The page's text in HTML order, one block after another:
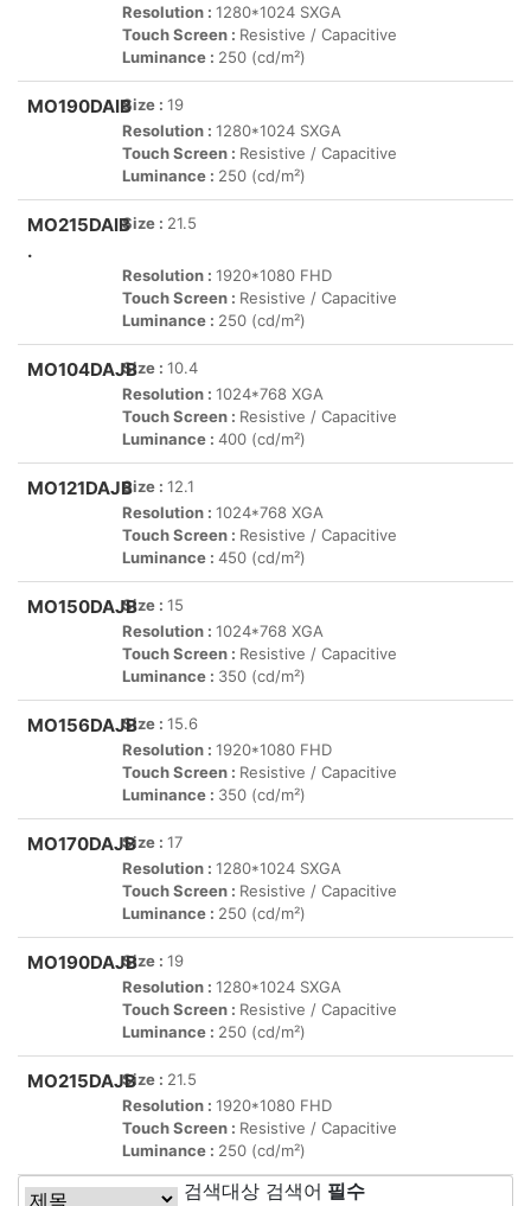
Resolution :1280*1024 SXGA
Touch Screen : Resistive / Capacitive
Luminance : 250 (cd/m²)
MO190DAIBSize :19
Resolution :1280*1024 SXGA
Touch Screen : Resistive / Capacitive
Luminance : 250 (cd/m²)
MO215DAIB
.
Size : 21.5
Resolution :1920*1080 FHD
Touch Screen : Resistive / Capacitive
Luminance : 250 (cd/m²)
MO104DAJBSize :10.4
Resolution :1024*768 XGA
Touch Screen : Resistive / Capacitive
Luminance :400 (cd/m²)
MO121DAJBSize :12.1
Resolution :1024*768 XGA
Touch Screen : Resistive / Capacitive
Luminance :450 (cd/m²)
MO150DAJBSize :15
Resolution :1024*768 XGA
Touch Screen : Resistive / Capacitive
Luminance : 350 (cd/m²)
MO156DAJBSize :15.6
Resolution :1920*1080 FHD
Touch Screen : Resistive / Capacitive
Luminance : 350 (cd/m²)
MO170DAJBSize :17
Resolution :1280*1024 SXGA
Touch Screen : Resistive / Capacitive
Luminance : 250 (cd/m²)
MO190DAJBSize :19
Resolution :1280*1024 SXGA
Touch Screen : Resistive / Capacitive
Luminance : 250 (cd/m²)
MO215DAJBSize : 21.5
Resolution :1920*1080 FHD
Touch Screen : Resistive / Capacitive
Luminance : 250 (cd/m²)
검색대상 검색어 필수